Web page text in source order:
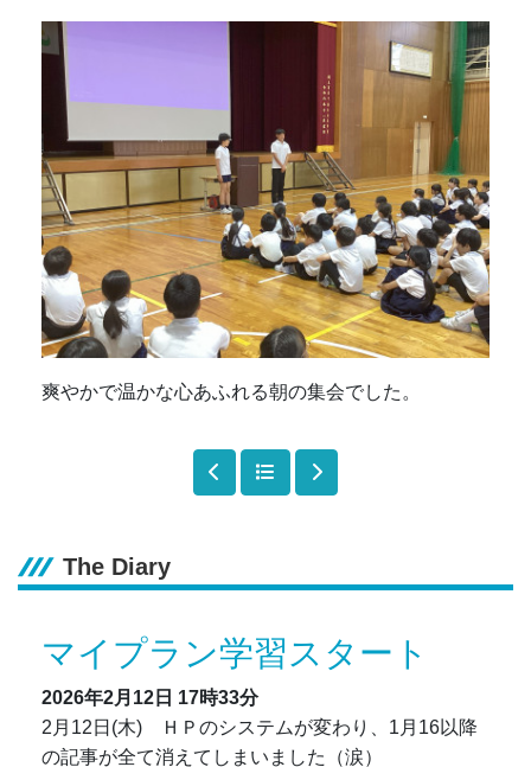
爽やかで温かな心あふれる朝の集会でした。
The Diary
マイプラン学習スタート
2026年2月12日 17時33分
2月12日(木) ＨＰのシステムが変わり、1月16以降
の記事が全て消えてしまいました（涙）